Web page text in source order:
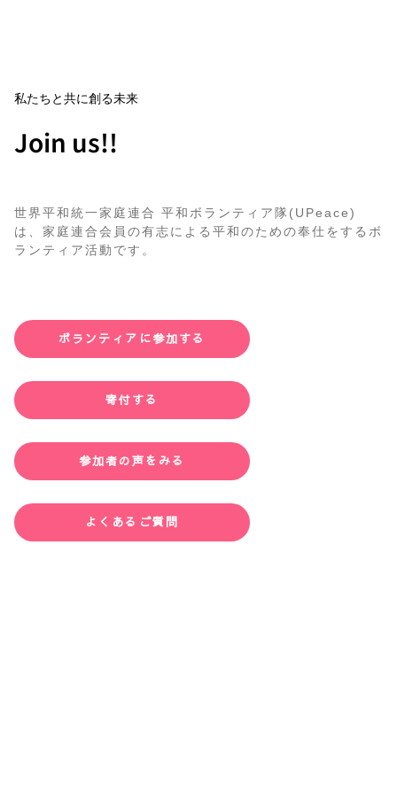
私たちと共に創る未来
Join us!!
世界平和統一家庭連合 平和ボランティア隊(UPeace)
は、家庭連合会員の有志による平和のための奉仕をするボ
ランティア活動です。
ボランティアに参加する
寄付する
参加者の声をみる
よくあるご質問